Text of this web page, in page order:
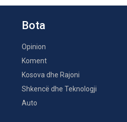
Bota
Opinion
Koment
Kosova dhe Rajoni
Shkencë dhe Teknologji
Auto